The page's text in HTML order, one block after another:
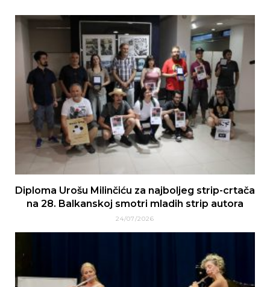
Diploma Urošu Milinčiću za najboljeg strip-crtača
na 28. Balkanskoj smotri mladih strip autora
24/07/2026